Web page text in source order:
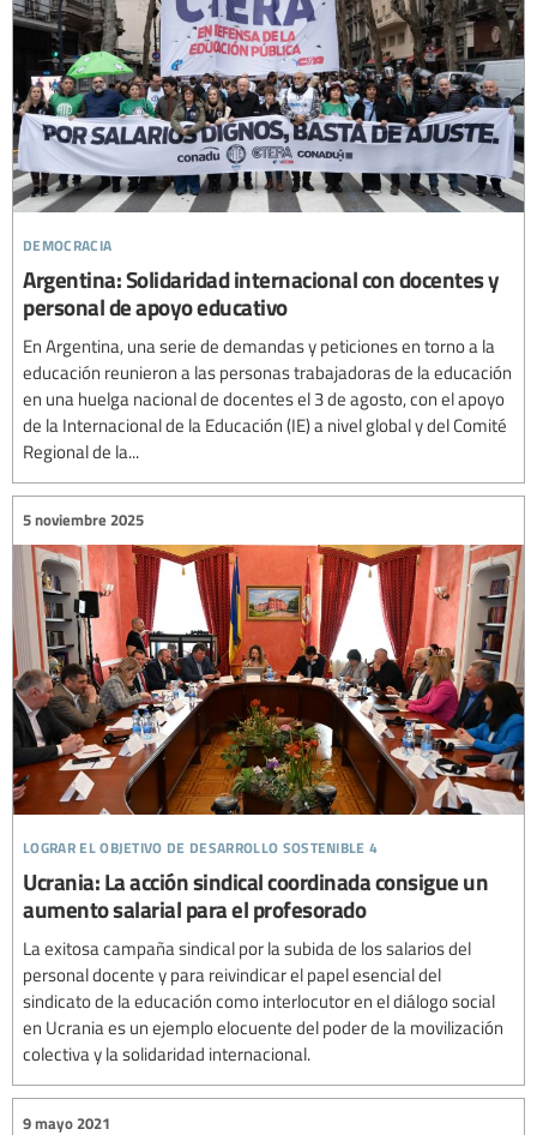
democracia
Argentina: Solidaridad internacional con docentes y
personal de apoyo educativo
En Argentina, una serie de demandas y peticiones en torno a la
educación reunieron a las personas trabajadoras de la educación
en una huelga nacional de docentes el 3 de agosto, con el apoyo
de la Internacional de la Educación (IE) a nivel global y del Comité
Regional de la...
lograr el objetivo de desarrollo sostenible 4
5 noviembre 2025
Ucrania: La acción sindical coordinada consigue un
aumento salarial para el profesorado
La exitosa campaña sindical por la subida de los salarios del
personal docente y para reivindicar el papel esencial del
sindicato de la educación como interlocutor en el diálogo social
en Ucrania es un ejemplo elocuente del poder de la movilización
colectiva y la solidaridad internacional.
9 mayo 2021